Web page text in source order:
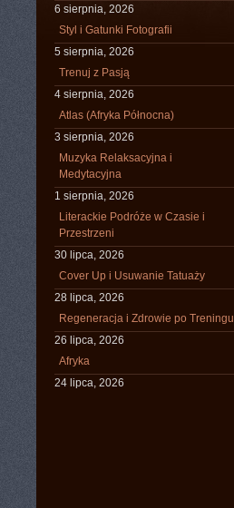
6 sierpnia, 2026
Styl i Gatunki Fotografii
5 sierpnia, 2026
Trenuj z Pasją
4 sierpnia, 2026
Atlas (Afryka Północna)
3 sierpnia, 2026
Muzyka Relaksacyjna i
Medytacyjna
1 sierpnia, 2026
Literackie Podróże w Czasie i
Przestrzeni
30 lipca, 2026
Cover Up i Usuwanie Tatuaży
28 lipca, 2026
Regeneracja i Zdrowie po Treningu
26 lipca, 2026
Afryka
24 lipca, 2026